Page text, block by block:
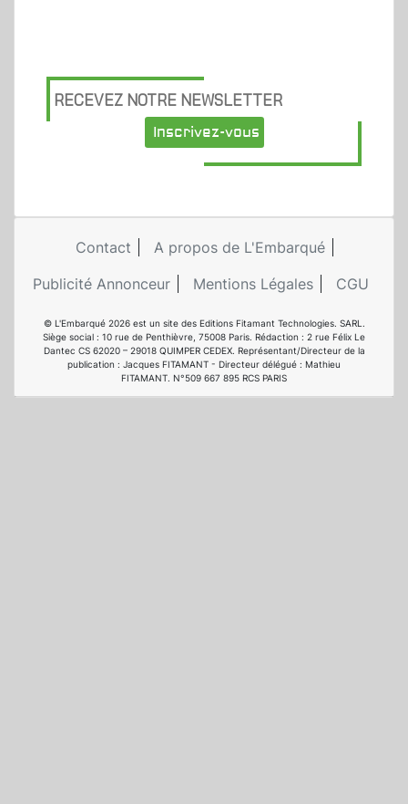
RECEVEZ NOTRE NEWSLETTER
Inscrivez-vous
Contact
A propos de L'Embarqué
Publicité Annonceur
Mentions Légales CGU
© L'Embarqué 2026 est un site des Editions Fitamant Technologies. SARL.
Siège social : 10 rue de Penthièvre, 75008 Paris. Rédaction : 2 rue Félix Le
Dantec CS 62020 – 29018 QUIMPER CEDEX. Représentant/Directeur de la
publication : Jacques FITAMANT - Directeur délégué : Mathieu
FITAMANT. N°509 667 895 RCS PARIS